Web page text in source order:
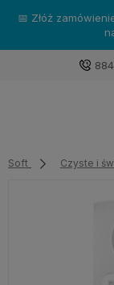
📅 Złóż
Soft Czyste i